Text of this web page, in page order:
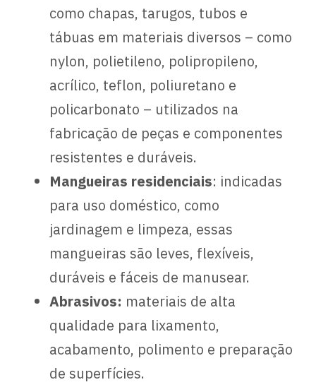
como chapas, tarugos, tubos e
tábuas em materiais diversos – como
nylon, polietileno, polipropileno,
acrílico, teflon, poliuretano e
policarbonato – utilizados na
fabricação de peças e componentes
resistentes e duráveis.
Mangueiras residenciais: indicadas
para uso doméstico, como
jardinagem e limpeza, essas
mangueiras são leves, flexíveis,
duráveis e fáceis de manusear.
Abrasivos: materiais de alta
qualidade para lixamento,
acabamento, polimento e preparação
de superfícies.